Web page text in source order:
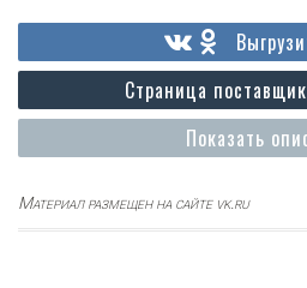
Показать
Страница
Материал размещен на сайте vk.ru